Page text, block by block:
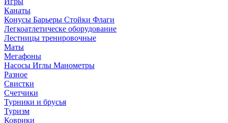
Канаты
Конусы Барьеры Стойки Флаги
Легкоатлетическе оборудование
Лестницы тренировочные
Маты
Мегафоны
Насосы Иглы Манометры
Разное
Свистки
Счетчики
Турники и брусья
Туризм
Коврики